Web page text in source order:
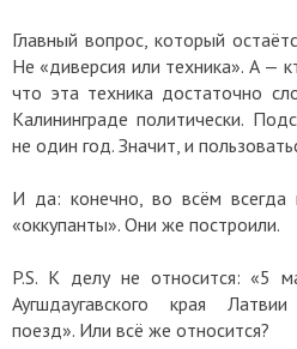
Главный вопрос, который
Не «диверсия или техника». А —
что эта техника достаточно
Калининграде политически.
не один год. Значит, и
И да: конечно, во всём всегда
«оккупанты». Они же построили.
P.S. К делу не относится: «5
Аугшдаугавского края
поезд». Или всё же относится?